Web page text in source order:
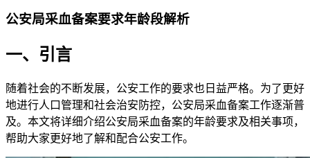
公安局采血备案要求年龄段解析
一、引言
随着社会的不断发展，公安工作的要求也日益严格。为了更好
地进行人口管理和社会治安防控，公安局采血备案工作逐渐普
及。本文将详细介绍公安局采血备案的年龄要求及相关事项，
帮助大家更好地了解和配合公安工作。